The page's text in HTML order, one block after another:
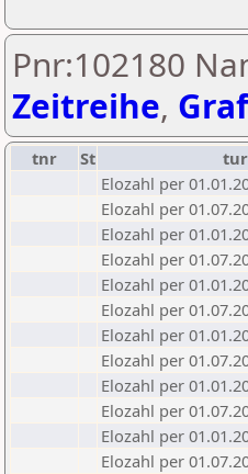
Pnr:102180
Zeitreihe,
tnr St
Elozahl per
Elozahl per
Elozahl per
Elozahl per
Elozahl per
Elozahl per
Elozahl per
Elozahl per
Elozahl per
Elozahl per
Elozahl per
Elozahl per